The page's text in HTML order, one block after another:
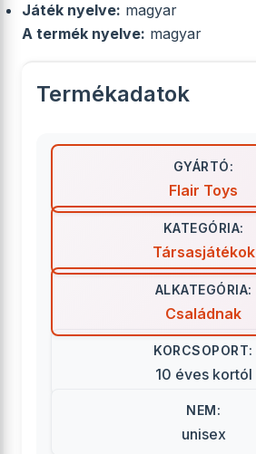
Játék nyelve: magyar
A termék nyelve: magyar
Termékadatok
GYÁRTÓ:
Flair Toys
KATEGÓRIA:
Társasjátékok
ALKATEGÓRIA:
Családnak
KORCSOPORT:
10 éves kortól
NEM:
unisex